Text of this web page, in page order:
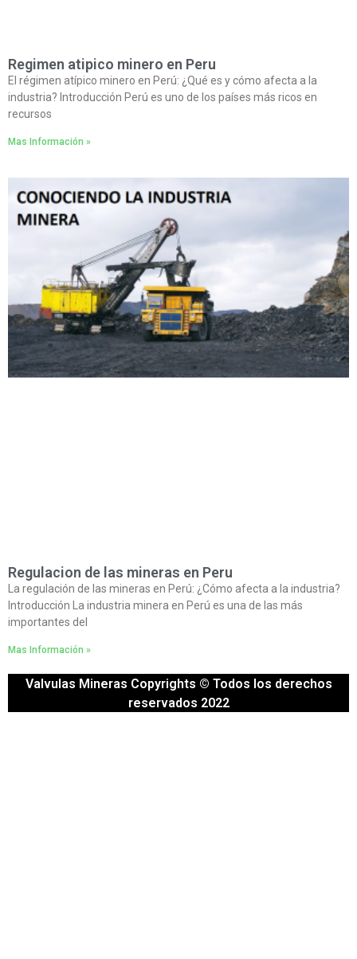
Regimen atipico minero en Peru
El régimen atípico minero en Perú: ¿Qué es y cómo afecta a la
industria? Introducción Perú es uno de los países más ricos en
recursos
Mas Información »
Regulacion de las mineras en Peru
La regulación de las mineras en Perú: ¿Cómo afecta a la industria?
Introducción La industria minera en Perú es una de las más
importantes del
Mas Información »
Valvulas Mineras Copyrights © Todos los derechos
reservados 2022